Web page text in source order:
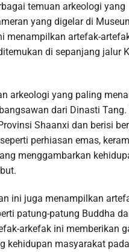
temuan arkeologi yang
yang digelar di
menampilkan artefak-
di sepanjang jalur
arkeologi yang paling
dari Dinasti
Shaanxi dan berisi
perhiasan emas,
menggambarkan
ini juga menampilkan
patung-patung Buddha
arkefak ini memberikan
kehidupan masyarakat